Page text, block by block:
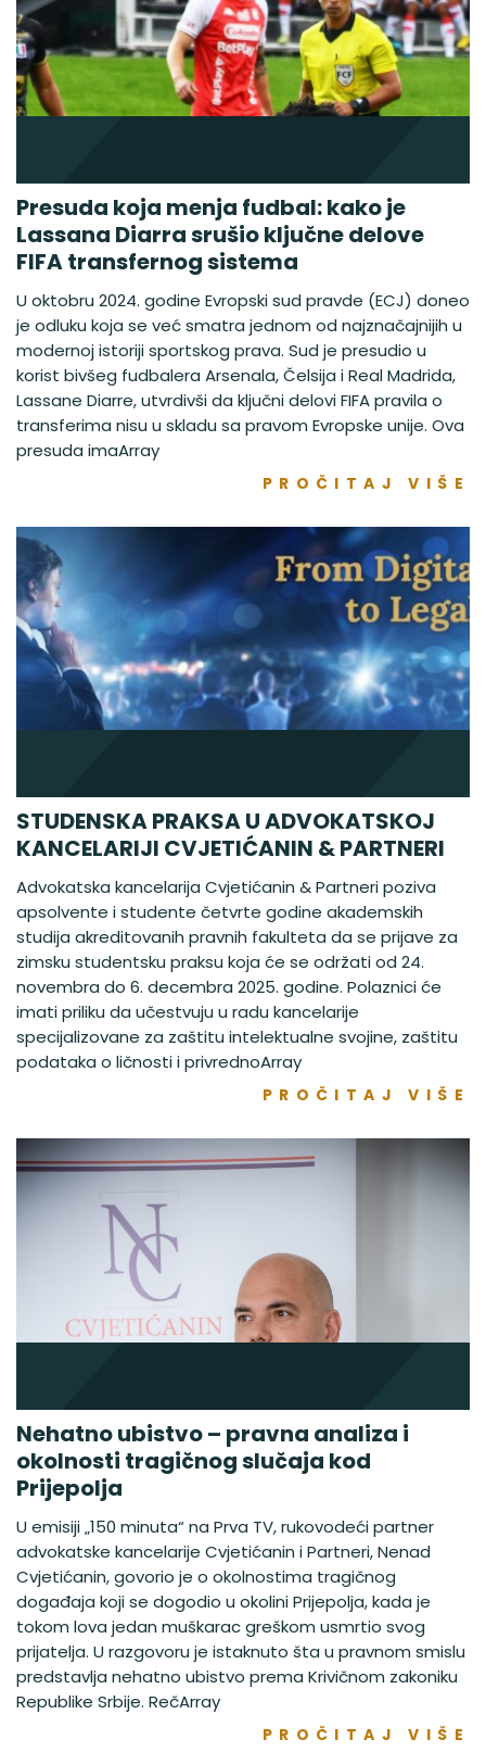
Presuda koja menja fudbal: kako je
Lassana Diarra srušio ključne delove
FIFA transfernog sistema
U oktobru 2024. godine Evropski sud pravde (ECJ) doneo
je odluku koja se već smatra jednom od najznačajnijih u
modernoj istoriji sportskog prava. Sud je presudio u
korist bivšeg fudbalera Arsenala, Čelsija i Real Madrida,
Lassane Diarre, utvrdivši da ključni delovi FIFA pravila o
transferima nisu u skladu sa pravom Evropske unije. Ova
presuda imaArray
PROČITAJ VIŠE
STUDENSKA PRAKSA U ADVOKATSKOJ
KANCELARIJI CVJETIĆANIN & PARTNERI
Advokatska kancelarija Cvjetićanin & Partneri poziva
apsolvente i studente četvrte godine akademskih
studija akreditovanih pravnih fakulteta da se prijave za
zimsku studentsku praksu koja će se održati od 24.
novembra do 6. decembra 2025. godine. Polaznici će
imati priliku da učestvuju u radu kancelarije
specijalizovane za zaštitu intelektualne svojine, zaštitu
podataka o ličnosti i privrednoArray
PROČITAJ VIŠE
Nehatno ubistvo – pravna analiza i
okolnosti tragičnog slučaja kod
Prijepolja
U emisiji „150 minuta“ na Prva TV, rukovodeći partner
advokatske kancelarije Cvjetićanin i Partneri, Nenad
Cvjetićanin, govorio je o okolnostima tragičnog
događaja koji se dogodio u okolini Prijepolja, kada je
tokom lova jedan muškarac greškom usmrtio svog
prijatelja. U razgovoru je istaknuto šta u pravnom smislu
predstavlja nehatno ubistvo prema Krivičnom zakoniku
Republike Srbije. RečArray
PROČITAJ VIŠE